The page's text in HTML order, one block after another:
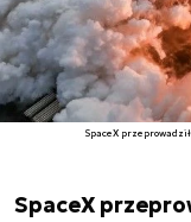
SpaceX
SpaceX